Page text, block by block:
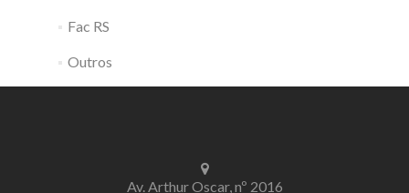
Fac RS
Outros
Av. Arthur Oscar, nº 2016